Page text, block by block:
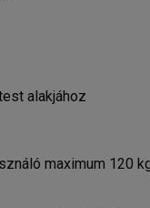
alakjához
maximum 120